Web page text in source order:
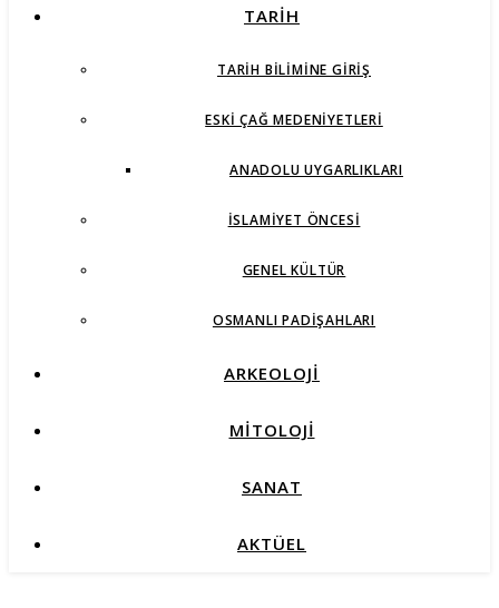
TARİH
TARIH BILIMINE GIRIŞ
ESKI ÇAĞ MEDENIYETLERI
ANADOLU UYGARLIKLARI
İSLAMIYET ÖNCESI
GENEL KÜLTÜR
OSMANLI PADIŞAHLARI
ARKEOLOJİ
MİTOLOJİ
SANAT
AKTÜEL